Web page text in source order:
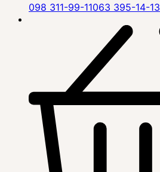
098 311-99-11063 395-14-13